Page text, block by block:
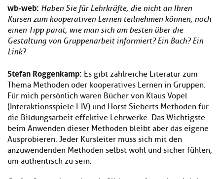
wb-web: Haben Sie für Lehrkräfte, die nicht an Ihren
Kursen zum kooperativen Lernen teilnehmen können, noch
einen Tipp parat, wie man sich am besten über die
Gestaltung von Gruppenarbeit informiert? Ein Buch? Ein
Link?
Stefan Roggenkamp: Es gibt zahlreiche Literatur zum
Thema Methoden oder kooperatives Lernen in Gruppen.
Für mich persönlich waren Bücher von Klaus Vopel
(Interaktionsspiele I-IV) und Horst Sieberts Methoden für
die Bildungsarbeit effektive Lehrwerke. Das Wichtigste
beim Anwenden dieser Methoden bleibt aber das eigene
Ausprobieren. Jeder Kursleiter muss sich mit den
anzuwendenden Methoden selbst wohl und sicher fühlen,
um authentisch zu sein.